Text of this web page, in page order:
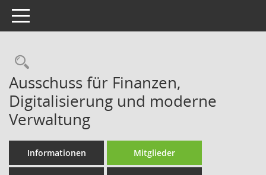
Toggle navigation
Rechercheauswahl
Ausschuss für Finanzen,
Digitalisierung und moderne
Verwaltung
Informationen Mitglieder